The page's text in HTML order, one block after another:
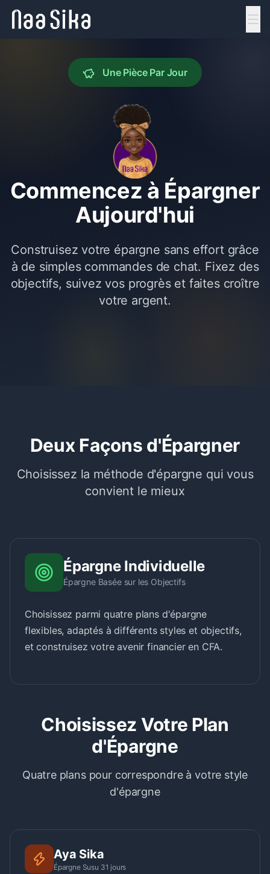
Une Pièce Par Jour
Commencez à Épargner
Aujourd'hui
Construisez votre épargne sans effort grâce
à de simples commandes de chat. Fixez des
objectifs, suivez vos progrès et faites croître
votre argent.
Deux Façons d'Épargner
Choisissez la méthode d'épargne qui vous
convient le mieux
Épargne Individuelle
Épargne Basée sur les Objectifs
Choisissez parmi quatre plans d'épargne
flexibles, adaptés à différents styles et objectifs,
et construisez votre avenir financier en CFA.
Choisissez Votre Plan
d'Épargne
Quatre plans pour correspondre à votre style
d'épargne
Aya Sika
Épargne Susu 31 jours